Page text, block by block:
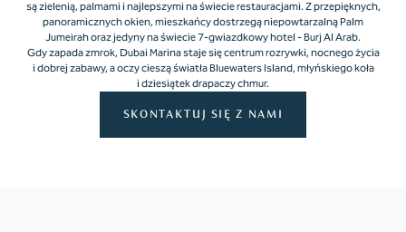
są zielenią, palmami i najlepszymi na świecie restauracjami. Z przepięknych,
panoramicznych okien, mieszkańcy dostrzegą niepowtarzalną Palm
Jumeirah oraz jedyny na świecie 7-gwiazdkowy hotel - Burj Al Arab.
Gdy zapada zmrok, Dubai Marina staje się centrum rozrywki, nocnego życia
i dobrej zabawy, a oczy cieszą światła Bluewaters Island, młyńskiego koła
i dziesiątek drapaczy chmur.
SKONTAKTUJ SIĘ Z NAMI